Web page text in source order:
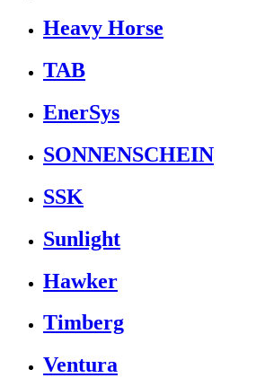
Heavy Horse
TAB
EnerSys
SONNENSCHEIN
SSK
Sunlight
Hawker
Timberg
Ventura